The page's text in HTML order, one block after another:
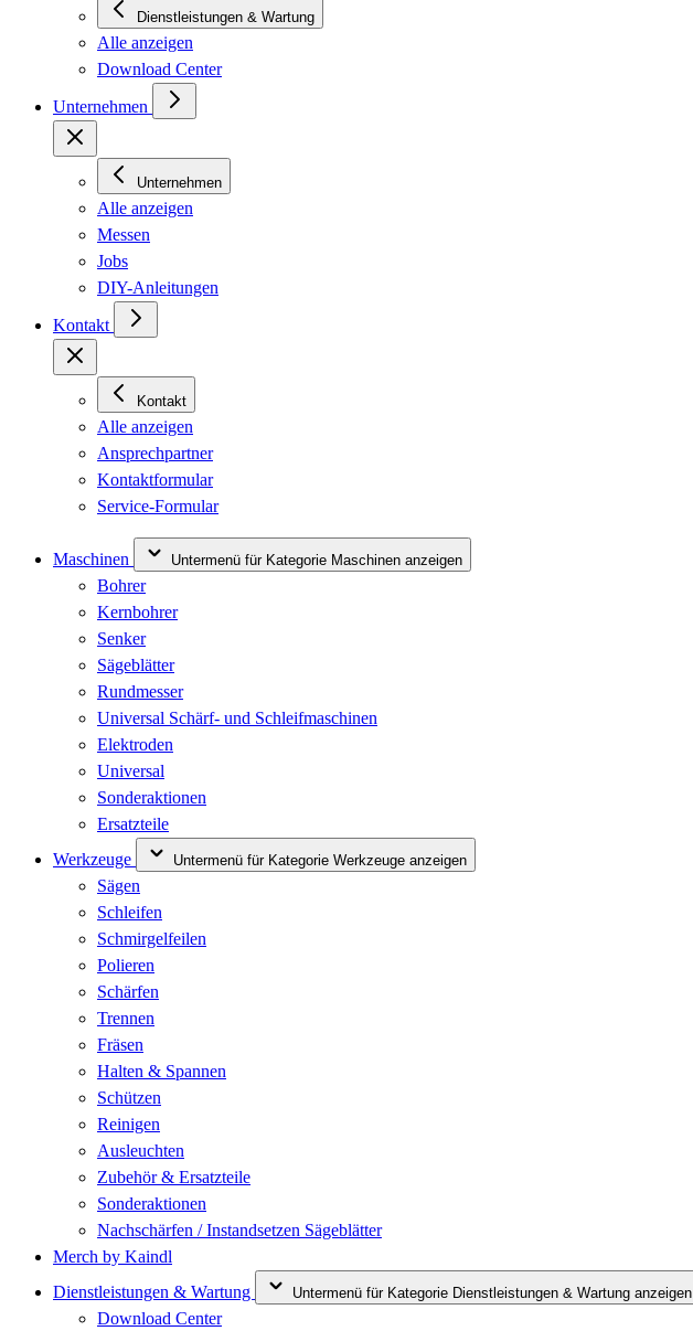
Dienstleistungen & Wartung
Alle anzeigen
Download Center
Unternehmen
Unternehmen
Alle anzeigen
Messen
Jobs
DIY-Anleitungen
Kontakt
Kontakt
Alle anzeigen
Ansprechpartner
Kontaktformular
Service-Formular
Maschinen Untermenü für Kategorie Maschinen anzeigen
Bohrer
Kernbohrer
Senker
Sägeblätter
Rundmesser
Universal Schärf- und Schleifmaschinen
Elektroden
Universal
Sonderaktionen
Ersatzteile
Werkzeuge
Untermenü für Kategorie Werkzeuge anzeigen
Sägen
Schleifen
Schmirgelfeilen
Polieren
Schärfen
Trennen
Fräsen
Halten & Spannen
Schützen
Reinigen
Ausleuchten
Zubehör & Ersatzteile
Sonderaktionen
Nachschärfen / Instandsetzen Sägeblätter
Merch by Kaindl
Dienstleistungen & Wartung
Untermenü für Kategorie Dienstleistungen & Wartung anzeigen
Download Center